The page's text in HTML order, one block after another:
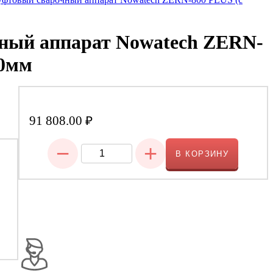
аппарат Nowatech ZERN-
91 808.00 ₽
− + В КОРЗИНУ